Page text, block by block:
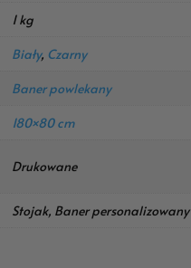
1 kg
Biały, Czarny
Baner powlekany
180×80 cm
Drukowane
Stojak, Baner personalizowany